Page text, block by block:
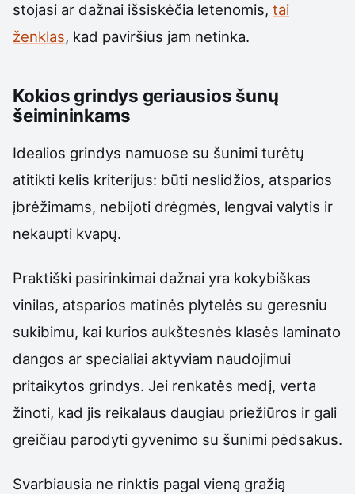
stojasi ar dažnai išsiskėčia letenomis, tai
ženklas, kad paviršius jam netinka.
Kokios grindys geriausios šunų
šeimininkams
Idealios grindys namuose su šunimi turėtų
atitikti kelis kriterijus: būti neslidžios, atsparios
įbrėžimams, nebijoti drėgmės, lengvai valytis ir
nekaupti kvapų.
Praktiški pasirinkimai dažnai yra kokybiškas
vinilas, atsparios matinės plytelės su geresniu
sukibimu, kai kurios aukštesnės klasės laminato
dangos ar specialiai aktyviam naudojimui
pritaikytos grindys. Jei renkatės medį, verta
žinoti, kad jis reikalaus daugiau priežiūros ir gali
greičiau parodyti gyvenimo su šunimi pėdsakus.
Svarbiausia ne rinktis pagal vieną gražią